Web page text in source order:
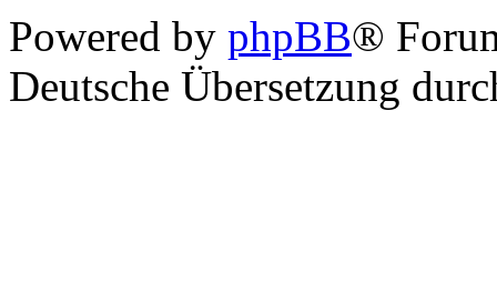
Powered by phpBB®
Deutsche Übersetzung